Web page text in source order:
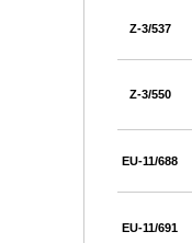
Z-3/537
Z-3/550
EU-11/688
EU-11/691